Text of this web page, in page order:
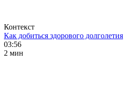
Контекст
Как добиться здорового долголетия
03:56
2 мин